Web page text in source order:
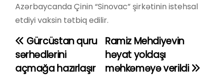
Azərbaycanda Çinin “Sinovac” şirkətinin istehsal
etdiyi vaksin tətbiq edilir.
Y
a
Ramiz Mehdiyevin
həyat yoldaşı
məhkəməyə verildi
Gürcüstan quru
sərhədlərini
açmağa hazırlaşır